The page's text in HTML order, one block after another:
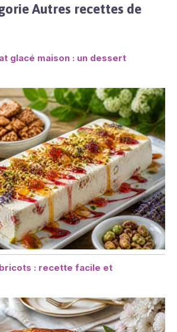
Autres recettes de
glacé maison : un dessert
: recette facile et